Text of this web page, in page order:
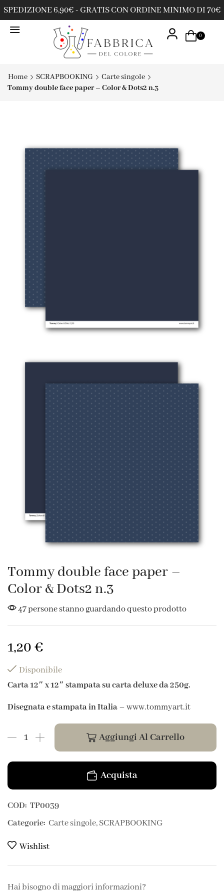
SPEDIZIONE 6,90€ - GRATIS CON ORDINE MINIMO DI 70€
0
Home SCRAPBOOKING
Carte singole
Tommy double face paper – Color & Dots2 n.3
Tommy double face paper –
Color & Dots2 n.3
47 persone stanno guardando questo prodotto
1,20 €
Disponibile
Carta 12″ x 12″ stampata su carta deluxe da 250g.
Disegnata e stampata in Italia– www.tommyart.it
Aggiungi Al Carrello
Acquista
COD: TP0039
Categorie: Carte singole,SCRAPBOOKING
Wishlist
Hai bisogno di maggiori informazioni?